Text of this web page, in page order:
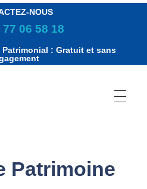
NOUS
77 06 58 18
: Gratuit et sans
Patrimoine